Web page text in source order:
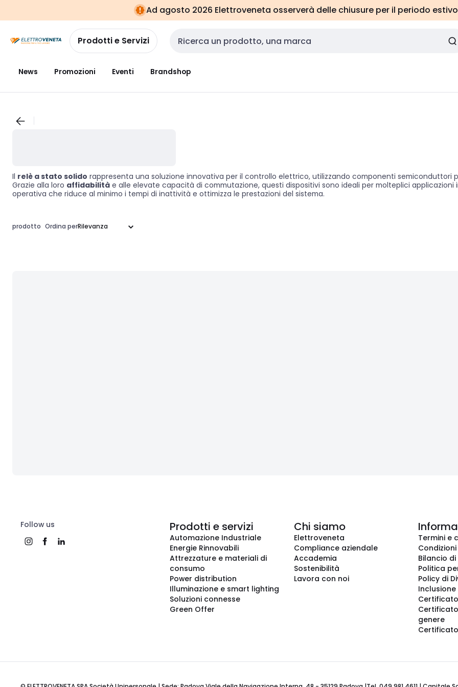
navigazionealla
pagina
Ad agosto 2026 Elettroveneta osserverà delle chiusure per il periodo
Prodotti e Servizi Cerca input
News Promozioni Eventi Brandshop
Il relè a stato solido rappresenta una soluzione innovativa per il controllo elettrico, utilizzando componenti semiconduttori
Grazie alla loro affidabilità e alle elevate capacità di commutazione, questi dispositivi sono ideali per molteplici
operativa che riduce al minimo i tempi di inattività e ottimizza le prestazioni del sistema.
prodotto Ordina per
Follow us Prodotti e servizi
Automazione Industriale
Energie Rinnovabili
Attrezzature e materiali di
consumo
Power distribution
Illuminazione e smart lighting
Soluzioni connesse
Green Offer
Chi siamo
Elettroveneta
Compliance aziendale
Accademia
Sostenibilità
Lavora con noi
Termini e
Bilancio
Politica
Policy di
Inclusione
genere
Certificato